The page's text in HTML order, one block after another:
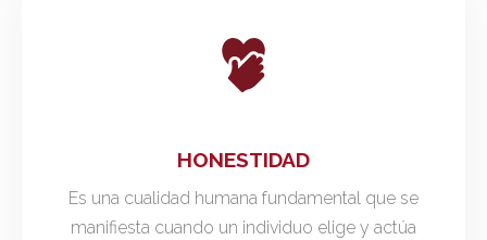
HONESTIDAD
Es una cualidad humana fundamental que se
manifiesta cuando un individuo elige y actúa